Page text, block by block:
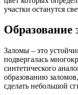
участки останутся
Образование
Заломы – это
подвергалась
синтетического
образованию
сделать небольшой